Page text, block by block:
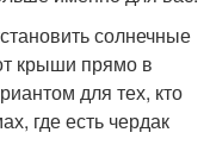
солнечные
крыши прямо в
для тех, кто
где есть чердак